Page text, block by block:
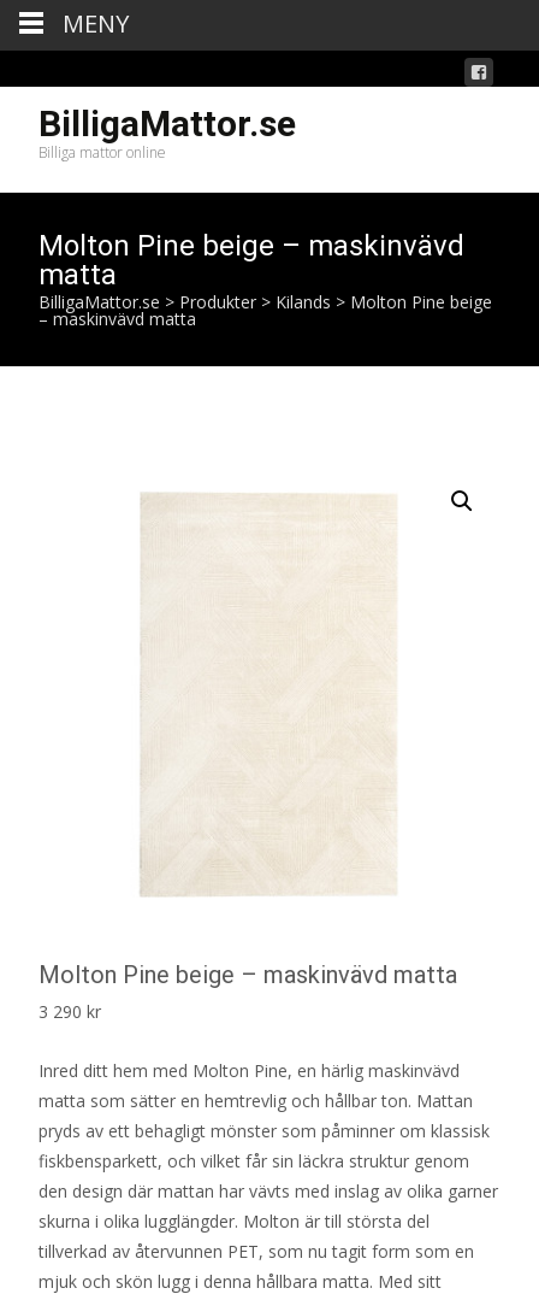
BilligaMattor.se
Billiga mattor online
Molton Pine beige – maskinvävd
matta
BilligaMattor.se > Produkter > Kilands > Molton Pine beige
– maskinvävd matta
Molton Pine beige – maskinvävd matta
3 290 kr
Inred ditt hem med Molton Pine, en härlig maskinvävd
matta som sätter en hemtrevlig och hållbar ton. Mattan
pryds av ett behagligt mönster som påminner om klassisk
fiskbensparkett, och vilket får sin läckra struktur genom
den design där mattan har vävts med inslag av olika garner
skurna i olika lugglängder. Molton är till största del
tillverkad av återvunnen PET, som nu tagit form som en
mjuk och skön lugg i denna hållbara matta. Med sitt
MENY